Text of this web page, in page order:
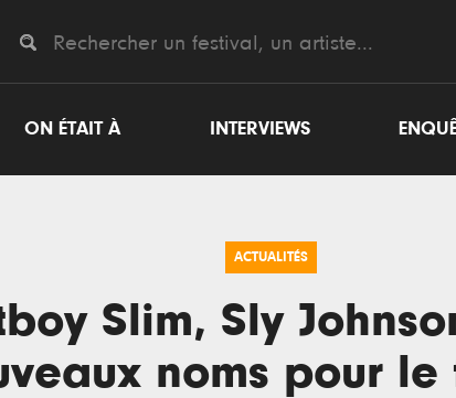
ON ÉTAIT À INTERVIEWS
ACTUALITÉS
Slim, Sly
noms pour le